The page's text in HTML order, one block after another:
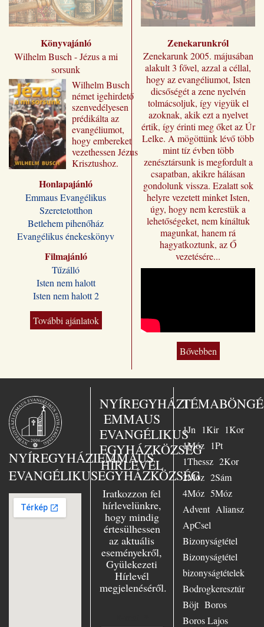
Könyvajánló
Wilhelm Busch - Jézus a mi
sorsunk
Wilhelm ​Busch
német igehirdető
szenvedélyesen
prédikálta az
evangéliumot,
hogy embereket
vezethessen Jézus
Krisztushoz.
„Jézus a mi
sorsunk” címmel
jutnak el a magyar
olvasóhoz, a
fordításban is
megőrizve eredeti
formájukat,
stílusukat.
Kívánjuk, hogy
Wilhelm Busch
előadássorozata
ilyen módon is
sokakat segítsen a
Jézus Krisztus
magyar kiadó
„Jézus a mi
sorsunk” – ezt
választotta Busch
lelkész az 1958-
ban Essenben
tartott nagy
evangélizáció fő
témájául. Nagy
örömmel szolgált
Essenben, mint
ifjúsági lelkész,
azonkívül az
evangélium
szenvedélyes
hirdetőjeként
minduntalan úton
volt. Számtalan
előadásban hívta
hallgatóit Jézushoz
Honlapajánló
Emmaus Evangélikus
Szeretetotthon
Betlehem pihenőház
Evangélikus énekeskönyv
Filmajánló
Tűzálló
Isten nem halott
Isten nem halott 2
További ajánlatok
Zenekarunkról
Zenekarunk 2005. májusában
alakult 3 fővel, azzal a céllal,
hogy az evangéliumot, Isten
dicsőségét a zene nyelvén
tolmácsoljuk, így vigyük el
azoknak, akik ezt a nyelvet
értik, így érinti meg őket az Úr
Lelke. A mögöttünk lévő több
mint tíz évben több
zenésztársunk is megfordult a
csapatban, akikre hálásan
gondolunk vissza. Ezalatt sok
helyre vezetett minket Isten,
úgy, hogy nem kerestük a
lehetőségeket, nem kínáltuk
magunkat, hanem rá
hagyatkoztunk, az Ő
vezetésére...
Bővebben
NYÍREGYHÁZIEMMAUS
EVANGÉLIKUSEGYHÁZKÖZSÉG
NYÍREGYHÁZI
EMMAUS
EVANGÉLIKUS
EGYHÁZKÖZSÉG
HÍRLEVÉL
Iratkozzon fel
hírlevelünkre,
hogy mindig
értesülhessen
az aktuális
eseményekről,
Gyülekezeti
Hírlevél
megjelenéséről.
1Jn 1Kir 1Kor
1Móz 1Pt
1Thessz 2Kor
2Móz 2Sám
4Móz 5Móz
Advent Aliansz
ApCsel
Bizonyságtétel
Bizonyságtétel
bizonyságtételek
Bodrogkeresztúr
Böjt Boros
Boros Lajos